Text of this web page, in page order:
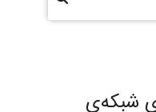
شبکه‌ی